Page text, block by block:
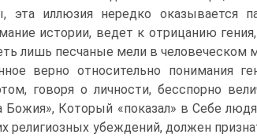
эта иллюзия нередко оказывается
истории, ведет к отрицанию
лишь песчаные мели в человеческом
верно относительно понимания
говоря о личности, бесспорно
Божия», Который «показал» в Себе
религиозных убеждений, должен